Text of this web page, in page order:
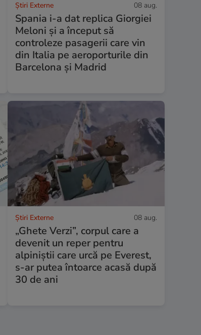
Știri Externe 08 aug.
Spania i-a dat replica Giorgiei
Meloni și a început să
controleze pasagerii care vin
din Italia pe aeroporturile din
Barcelona și Madrid
Știri Externe 08 aug.
„Ghete Verzi”, corpul care a
devenit un reper pentru
alpiniștii care urcă pe Everest,
s-ar putea întoarce acasă după
30 de ani